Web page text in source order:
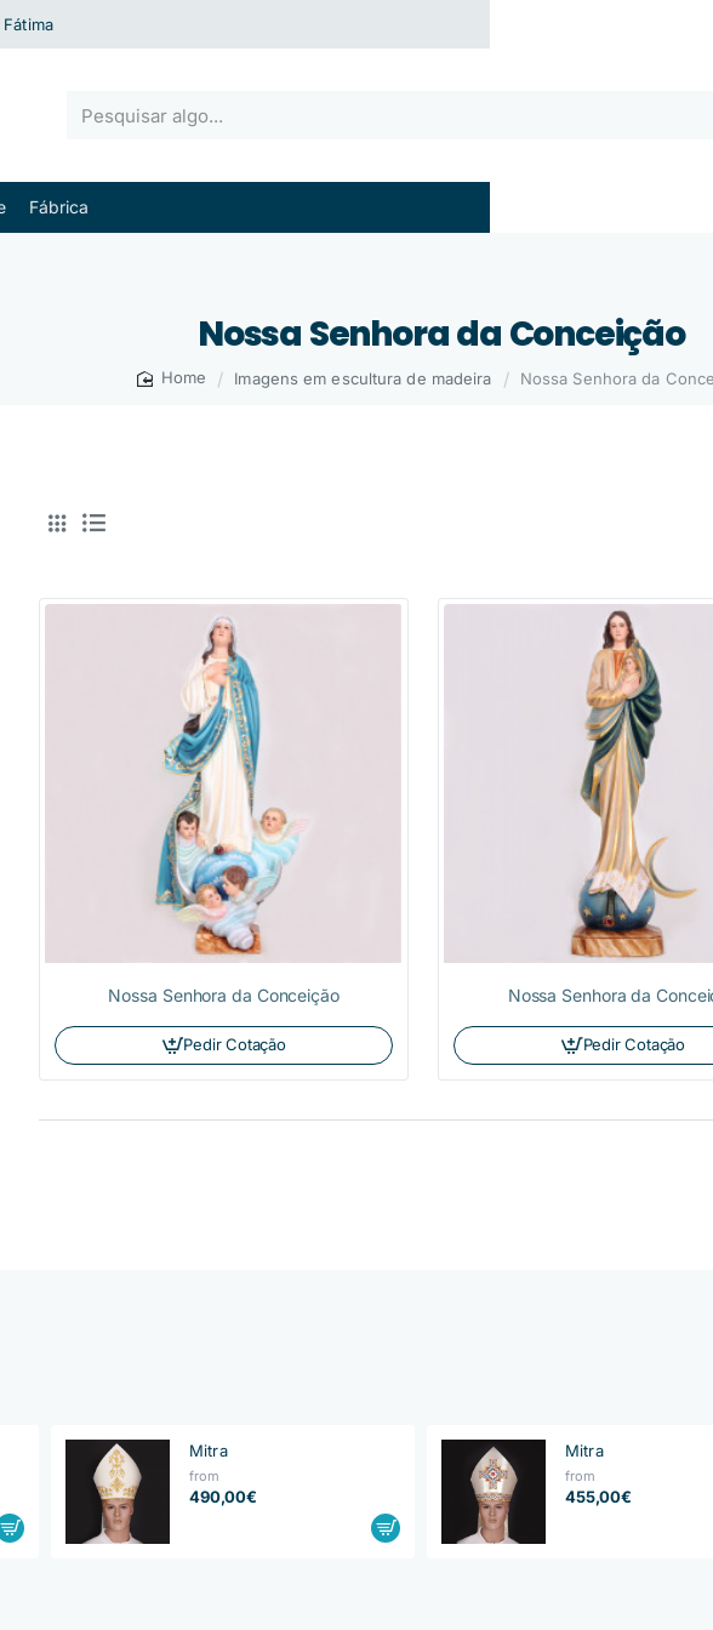
Pesquisar
Fábrica
Nossa Senhora da Conceição
Imagens em escultura de madeira Nossa Senhora da
Nossa Senhora da Conceição
Pedir Cotação
Nossa Senhora da
Pedir Cotação
Mitra
from
490,00€
Mitra
from
455,00€